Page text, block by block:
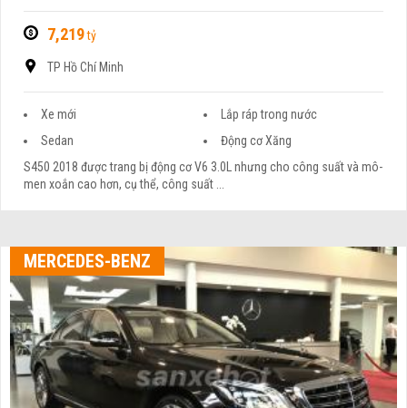
7,219tỷ
TP Hồ Chí Minh
Xe mới
Lắp ráp trong nước
Sedan
Động cơ Xăng
S450 2018 được trang bị động cơ V6 3.0L nhưng cho công suất và mô-
men xoắn cao hơn, cụ thể, công suất ...
MERCEDES-BENZ